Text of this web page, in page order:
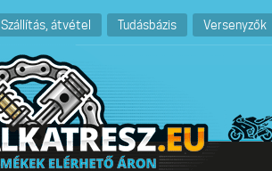
Szállítás, átvétel Tudásbázis Versenyzők